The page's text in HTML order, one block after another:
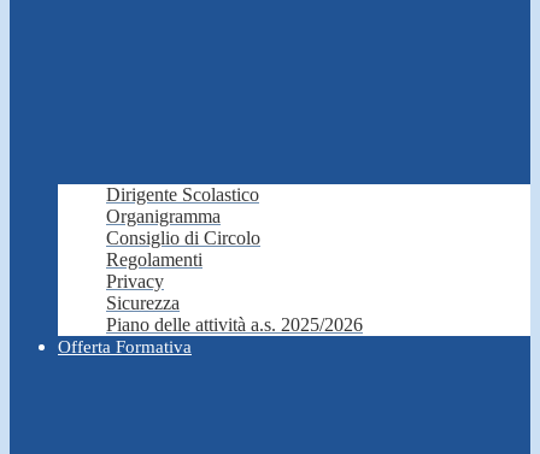
Dirigente Scolastico
Organigramma
Consiglio di Circolo
Regolamenti
Privacy
Sicurezza
Piano delle attività a.s. 2025/2026
Offerta Formativa